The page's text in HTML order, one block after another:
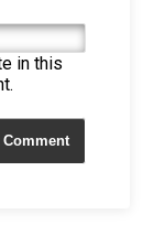
in this